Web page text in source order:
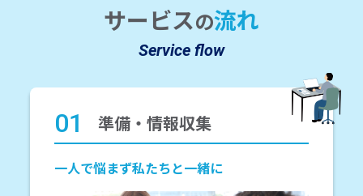
サービスの流れ
Service flow
01 準備・情報収集
一人で悩まず私たちと一緒に